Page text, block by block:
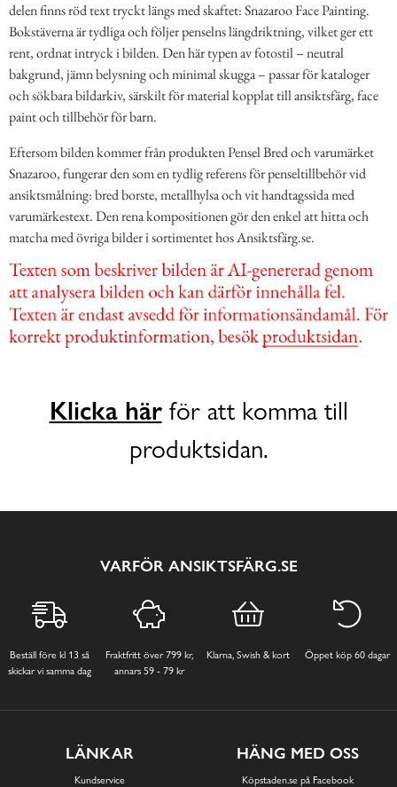
delen finns röd text tryckt längs med skaftet: Snazaroo Face Painting.
Bokstäverna är tydliga och följer penselns längdriktning, vilket ger ett
rent, ordnat intryck i bilden. Den här typen av fotostil – neutral
bakgrund, jämn belysning och minimal skugga – passar för kataloger
och sökbara bildarkiv, särskilt för material kopplat till ansiktsfärg, face
paint och tillbehör för barn.
Eftersom bilden kommer från produkten Pensel Bred och varumärket
Snazaroo, fungerar den som en tydlig referens för penseltillbehör vid
ansiktsmålning: bred borste, metallhylsa och vit handtagssida med
varumärkestext. Den rena kompositionen gör den enkel att hitta och
matcha med övriga bilder i sortimentet hos Ansiktsfärg.se.
Klicka härför att komma till
produktsidan.
VARFÖR ANSIKTSFÄRG.SE
Beställ före kl 13 så
skickar vi samma dag
Fraktfritt över 799 kr,
annars 59 - 79 kr
Klarna, Swish & kort Öppet köp 60 dagar
LÄNKAR
Kundservice
HÄNG MED OSS
Köpstaden.se på Facebook